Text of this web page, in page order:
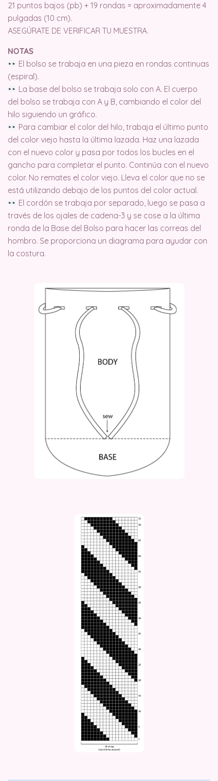
21 puntos bajos (pb) + 19 rondas = aproximadamente 4
pulgadas (10 cm).
ASEGÚRATE DE VERIFICAR TU MUESTRA.
NOTAS
El bolso se trabaja en una pieza en rondas continuas
(espiral).
La base del bolso se trabaja solo con A. El cuerpo
del bolso se trabaja con A y B, cambiando el color del
hilo siguiendo un gráfico.
Para cambiar el color del hilo, trabaja el último punto
del color viejo hasta la última lazada. Haz una lazada
con el nuevo color y pasa por todos los bucles en el
gancho para completar el punto. Continúa con el nuevo
color. No remates el color viejo. Lleva el color que no se
está utilizando debajo de los puntos del color actual.
El cordón se trabaja por separado, luego se pasa a
través de los ojales de cadena-3 y se cose a la última
ronda de la Base del Bolso para hacer las correas del
hombro. Se proporciona un diagrama para ayudar con
la costura.